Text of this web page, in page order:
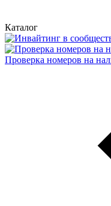
Каталог
Проверка номеров на